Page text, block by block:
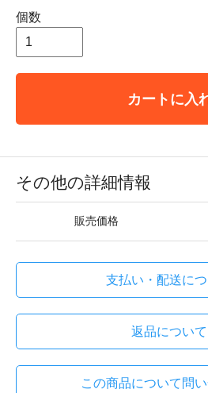
個数
カートに入
その他の詳細情報
販売価格
支払い・配送に
返品について
この商品について問